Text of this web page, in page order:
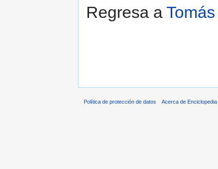
Regresa a
Política de protección de datos Acerca de